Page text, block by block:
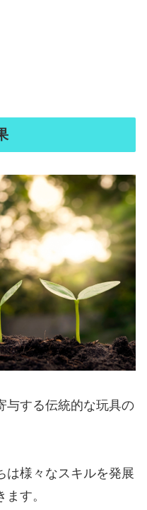
与する伝統的な玩具の
は様々なスキルを発展
す。